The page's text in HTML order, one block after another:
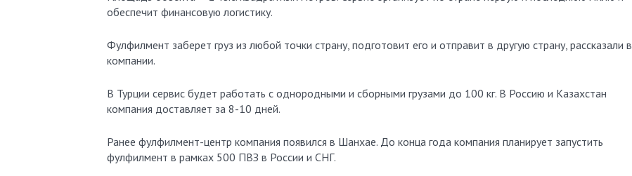
обеспечит финансовую логистику.
Фулфилмент заберет груз из любой точки страну, подготовит его и отправит в другую страну, рассказали в
компании.
В Турции сервис будет работать с однородными и сборными грузами до 100 кг. В Россию и Казахстан
компания доставляет за 8-10 дней.
Ранее фулфилмент-центр компания появился в Шанхае. До конца года компания планирует запустить
фулфилмент в рамках 500 ПВЗ в России и СНГ.